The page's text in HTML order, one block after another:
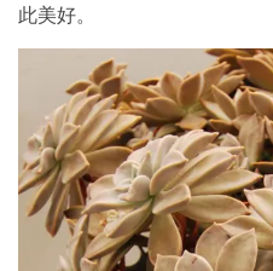
此美好。